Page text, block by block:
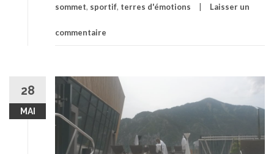
sommet, sportif, terres d'émotions Laisser un
commentaire
28
MAI